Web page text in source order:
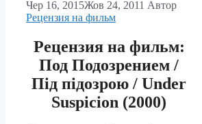
Чер 16, 2015Жов 24, 2011 Автор
Рецензия на фильм
Рецензия на фильм:
Под Подозрением /
Під підозрою / Under
Suspicion (2000)